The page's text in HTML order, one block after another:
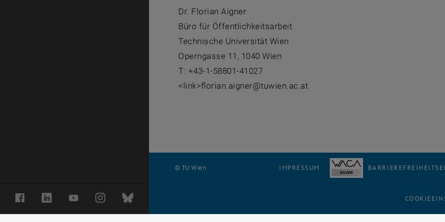
FacebookLinkedInYouTubeInstagramBluesky
Dr. Florian Aigner
Büro für Öffentlichkeitsarbeit
Technische Universität Wien
Operngasse 11, 1040 Wien
T: +43-1-58801-41027
<link>florian.aigner@tuwien.ac.at
© TU Wien IMPRESSUM